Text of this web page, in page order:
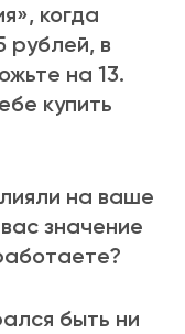
когда
рублей, в
на 13.
купить
на ваше
значение
быть ни